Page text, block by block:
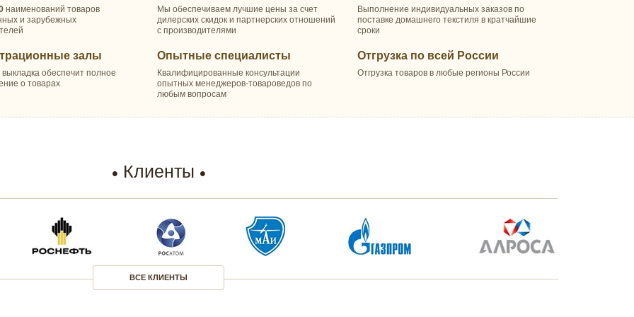
наименований товаров
и зарубежных
залы
обеспечит полное
о товарах
Мы обеспечиваем лучшие цены за счет
дилерских скидок и партнерских отношений
с производителями
Опытные специалисты
Квалифицированные консультации
опытных менеджеров-товароведов по
любым вопросам
Выполнение индивидуальных заказов по
поставке домашнего текстиля в кратчайшие
сроки
Отгрузка по всей России
Отгрузка товаров в любые регионы России
Клиенты
ВСЕ КЛИЕНТЫ